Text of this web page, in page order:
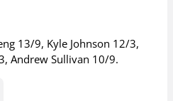
13/9, Kyle Johnson 12/3,
Andrew Sullivan 10/9.